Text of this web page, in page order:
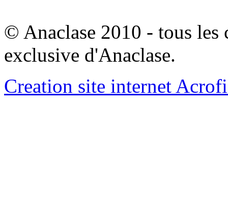
© Anaclase 2010 - tous les
exclusive d'Anaclase.
Creation site internet